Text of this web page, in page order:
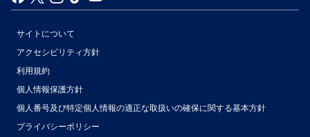
サイトについて
アクセシビリティ方針
利用規約
個人情報保護方針
個人番号及び特定個人情報の適正な取扱いの確保に関する基本方針
プライバシーポリシー